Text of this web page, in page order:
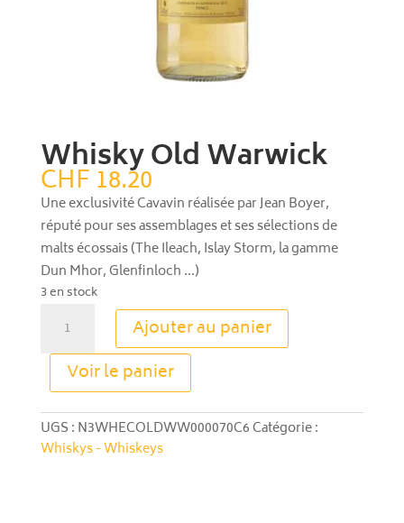
Whisky Old Warwick
CHF18.20
Une exclusivité Cavavin réalisée par Jean Boyer,
réputé pour ses assemblages et ses sélections de
malts écossais (The Ileach, Islay Storm, la gamme
Dun Mhor, Glenfinloch …)
3 en stock
Whisky
Warwick
Ajouter au panier
Voir le panier
A
l
e
UGS : N3WHECOLDWW000070C6Catégorie :
Whiskys - Whiskeys